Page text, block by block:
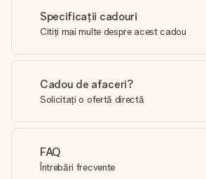
Specificații cadouri
Citiți mai multe despre acest cadou
Cadou de afaceri?
Solicitați o ofertă directă
FAQ
Întrebări frecvente